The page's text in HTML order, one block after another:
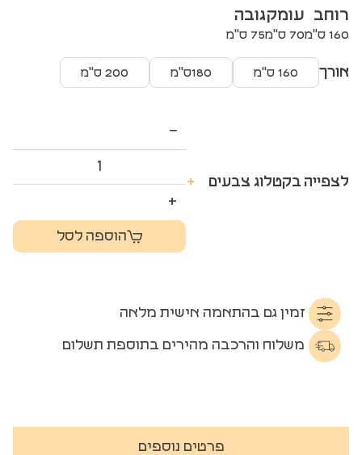
רוחב
160 ס"מ
עומק
70 ס"מ
גובה
75 ס"מ
אורך 160 ס"מ 180ס"מ 200 ס"מ
לצפייה בקטלוג צבעים +
−
+
הוספה לסל
זמין גם בהתאמה אישית מלאה
משלוח והרכבה מהירים בתוספת תשלום
פרטים נוספים